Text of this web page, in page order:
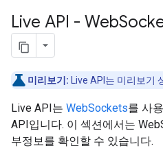
Live API - Web
미리보기: Live API는 미리보기
Live API는 WebSockets를 사
API입니다. 이 섹션에서는
부정보를 확인할 수 있습니다.